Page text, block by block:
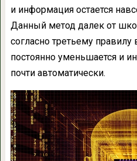
и информация остается
Данный метод далек от
согласно третьему
постоянно уменьшается и
почти автоматически.